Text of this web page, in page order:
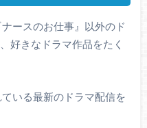
ースのお仕事』以外のド
好きなドラマ作品をたく
いる最新のドラマ配信を